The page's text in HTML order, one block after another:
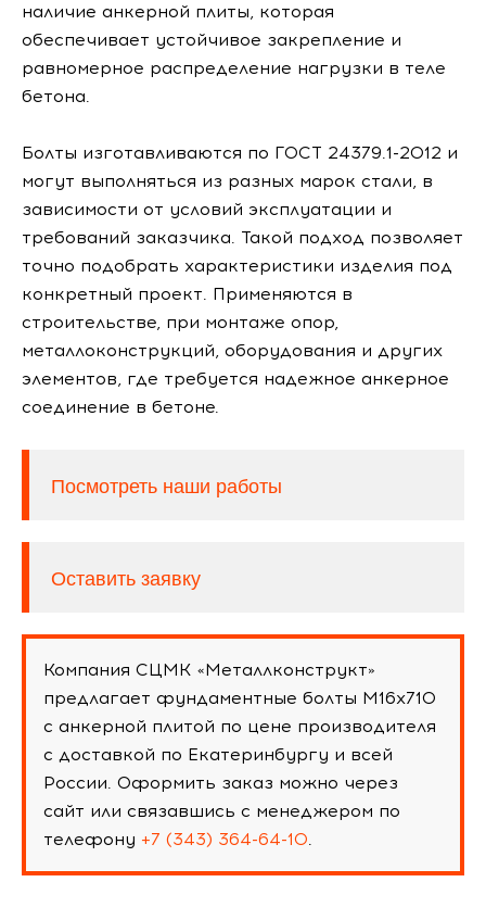
наличие анкерной плиты, которая
обеспечивает устойчивое закрепление и
равномерное распределение нагрузки в теле
бетона.
Болты изготавливаются по ГОСТ 24379.1-2012 и
могут выполняться из разных марок стали, в
зависимости от условий эксплуатации и
требований заказчика. Такой подход позволяет
точно подобрать характеристики изделия под
конкретный проект. Применяются в
строительстве, при монтаже опор,
металлоконструкций, оборудования и других
элементов, где требуется надежное анкерное
соединение в бетоне.
Посмотреть наши работы
Оставить заявку
Компания СЦМК «Металлконструкт»
предлагает фундаментные болты М16х710
с анкерной плитой по цене производителя
с доставкой по Екатеринбургу и всей
России. Оформить заказ можно через
сайт или связавшись с менеджером по
телефону +7 (343) 364-64-10.